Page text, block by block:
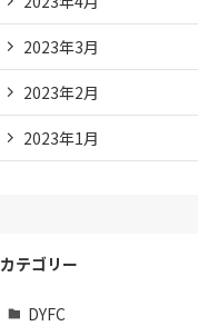
2023年3月
2023年2月
2023年1月
カテゴリー
DYFC